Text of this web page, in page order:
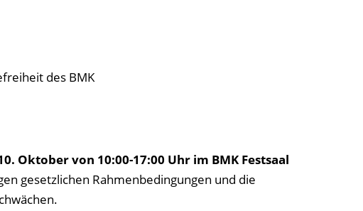
des BMK
Oktober von 10:00-17:00 Uhr im BMK Festsaal
gesetzlichen Rahmenbedingungen und die